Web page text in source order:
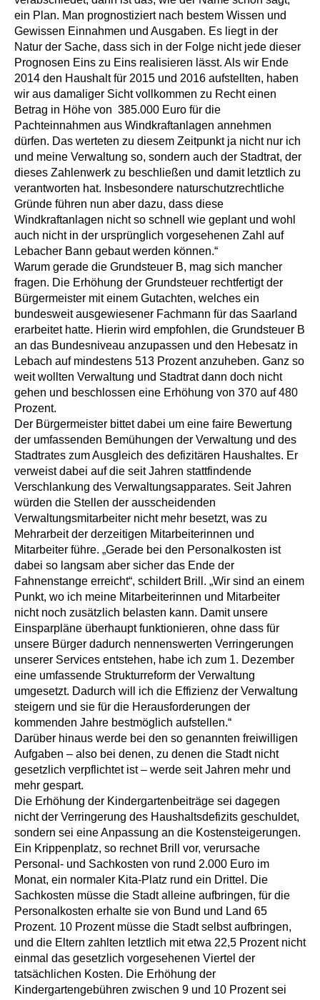
ein Plan. Man prognostiziert nach bestem Wissen und
Gewissen Einnahmen und Ausgaben. Es liegt in der
Natur der Sache, dass sich in der Folge nicht jede dieser
Prognosen Eins zu Eins realisieren lässt. Als wir Ende
2014 den Haushalt für 2015 und 2016 aufstellten, haben
wir aus damaliger Sicht vollkommen zu Recht einen
Betrag in Höhe von 385.000 Euro für die
Pachteinnahmen aus Windkraftanlagen annehmen
dürfen. Das werteten zu diesem Zeitpunkt ja nicht nur ich
und meine Verwaltung so, sondern auch der Stadtrat, der
dieses Zahlenwerk zu beschließen und damit letztlich zu
verantworten hat. Insbesondere naturschutzrechtliche
Gründe führen nun aber dazu, dass diese
Windkraftanlagen nicht so schnell wie geplant und wohl
auch nicht in der ursprünglich vorgesehenen Zahl auf
Lebacher Bann gebaut werden können.“
Warum gerade die Grundsteuer B, mag sich mancher
fragen. Die Erhöhung der Grundsteuer rechtfertigt der
Bürgermeister mit einem Gutachten, welches ein
bundesweit ausgewiesener Fachmann für das Saarland
erarbeitet hatte. Hierin wird empfohlen, die Grundsteuer B
an das Bundesniveau anzupassen und den Hebesatz in
Lebach auf mindestens 513 Prozent anzuheben. Ganz so
weit wollten Verwaltung und Stadtrat dann doch nicht
gehen und beschlossen eine Erhöhung von 370 auf 480
Prozent.
Der Bürgermeister bittet dabei um eine faire Bewertung
der umfassenden Bemühungen der Verwaltung und des
Stadtrates zum Ausgleich des defizitären Haushaltes. Er
verweist dabei auf die seit Jahren stattfindende
Verschlankung des Verwaltungsapparates. Seit Jahren
würden die Stellen der ausscheidenden
Verwaltungsmitarbeiter nicht mehr besetzt, was zu
Mehrarbeit der derzeitigen Mitarbeiterinnen und
Mitarbeiter führe. „Gerade bei den Personalkosten ist
dabei so langsam aber sicher das Ende der
Fahnenstange erreicht“, schildert Brill. „Wir sind an einem
Punkt, wo ich meine Mitarbeiterinnen und Mitarbeiter
nicht noch zusätzlich belasten kann. Damit unsere
Einsparpläne überhaupt funktionieren, ohne dass für
unsere Bürger dadurch nennenswerten Verringerungen
unserer Services entstehen, habe ich zum 1. Dezember
eine umfassende Strukturreform der Verwaltung
umgesetzt. Dadurch will ich die Effizienz der Verwaltung
steigern und sie für die Herausforderungen der
kommenden Jahre bestmöglich aufstellen.“
Darüber hinaus werde bei den so genannten freiwilligen
Aufgaben – also bei denen, zu denen die Stadt nicht
gesetzlich verpflichtet ist – werde seit Jahren mehr und
mehr gespart.
Die Erhöhung der Kindergartenbeiträge sei dagegen
nicht der Verringerung des Haushaltsdefizits geschuldet,
sondern sei eine Anpassung an die Kostensteigerungen.
Ein Krippenplatz, so rechnet Brill vor, verursache
Personal- und Sachkosten von rund 2.000 Euro im
Monat, ein normaler Kita-Platz rund ein Drittel. Die
Sachkosten müsse die Stadt alleine aufbringen, für die
Personalkosten erhalte sie von Bund und Land 65
Prozent. 10 Prozent müsse die Stadt selbst aufbringen,
und die Eltern zahlten letztlich mit etwa 22,5 Prozent nicht
einmal das gesetzlich vorgesehenen Viertel der
tatsächlichen Kosten. Die Erhöhung der
Kindergartengebühren zwischen 9 und 10 Prozent sei